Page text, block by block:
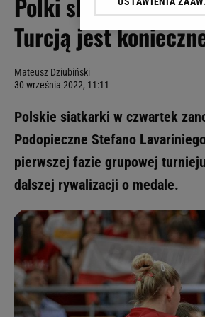
Polki skomplikowały
Turcją jest
Mateusz Dziubiński
30 września 2022, 11:11
Polskie siatkarki w czwartek
Podopieczne Stefano
pierwszej fazie grupowej
dalszej rywalizacji o medale.
Klikając „Akceptuję”
Zaufanych Partnerów i
dotyczące plików
odnośnik „Ustawienia
Użycie dokładnych
Przechowywanie
badnie odbiorców i